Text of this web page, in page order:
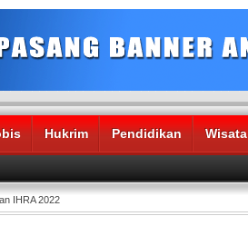
Hukrim Pendidikan Wisata
IHRA 2022